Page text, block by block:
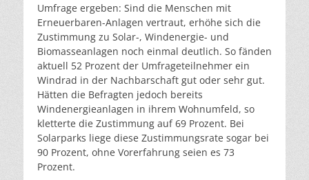
Umfrage ergeben: Sind die Menschen mit
Erneuerbaren-Anlagen vertraut, erhöhe sich die
Zustimmung zu Solar-, Windenergie- und
Biomasseanlagen noch einmal deutlich. So fänden
aktuell 52 Prozent der Umfrageteilnehmer ein
Windrad in der Nachbarschaft gut oder sehr gut.
Hätten die Befragten jedoch bereits
Windenergieanlagen in ihrem Wohnumfeld, so
kletterte die Zustimmung auf 69 Prozent. Bei
Solarparks liege diese Zustimmungsrate sogar bei
90 Prozent, ohne Vorerfahrung seien es 73
Prozent.